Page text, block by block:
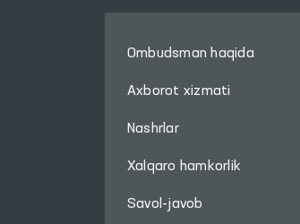
Ombudsman haqida
Axborot xizmati
Nashrlar
Xalqaro hamkorlik
Savol-javob